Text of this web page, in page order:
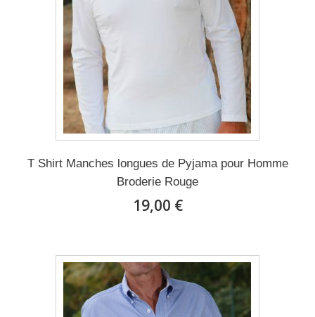
T Shirt Manches longues de Pyjama pour Homme
Broderie Rouge
19,00 €